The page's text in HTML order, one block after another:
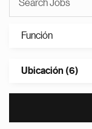
Función
Ubicación (6)